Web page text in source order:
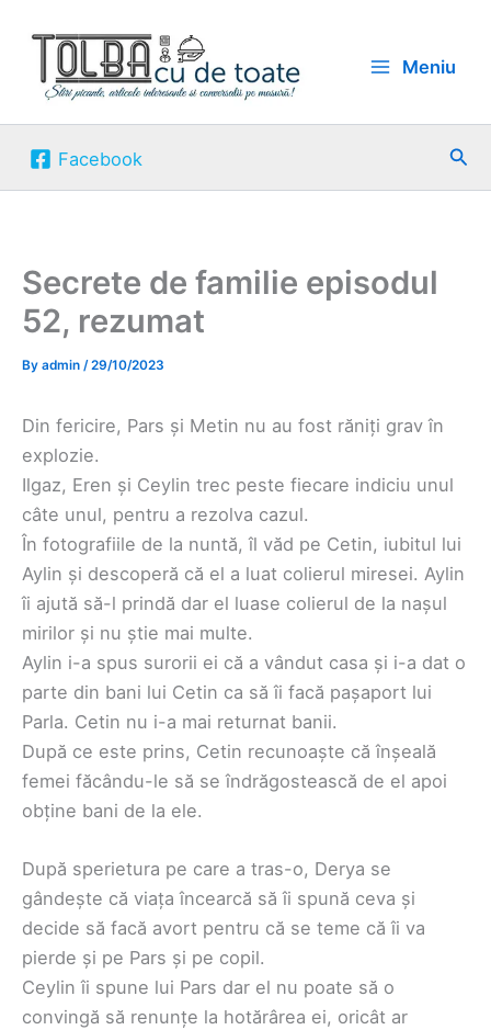
content
Meniu
Facebook
Secrete de familie episodul
52, rezumat
By admin /29/10/2023
Din fericire, Pars și Metin nu au fost răniți grav în
explozie.
Ilgaz, Eren și Ceylin trec peste fiecare indiciu unul
câte unul, pentru a rezolva cazul.
În fotografiile de la nuntă, îl văd pe Cetin, iubitul lui
Aylin și descoperă că el a luat colierul miresei. Aylin
îi ajută să-l prindă dar el luase colierul de la nașul
mirilor și nu știe mai multe.
Aylin i-a spus surorii ei că a vândut casa și i-a dat o
parte din bani lui Cetin ca să îi facă pașaport lui
Parla. Cetin nu i-a mai returnat banii.
După ce este prins, Cetin recunoaște că înșeală
femei făcându-le să se îndrăgostească de el apoi
obține bani de la ele.
După sperietura pe care a tras-o, Derya se
gândește că viața încearcă să îi spună ceva și
decide să facă avort pentru că se teme că îi va
pierde și pe Pars și pe copil.
Ceylin îi spune lui Pars dar el nu poate să o
convingă să renunțe la hotărârea ei, oricât ar